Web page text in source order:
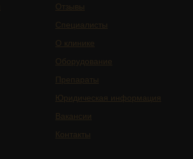
Отзывы
Специалисты
О клинике
Оборудование
Препараты
Юридическая информация
Вакансии
Контакты